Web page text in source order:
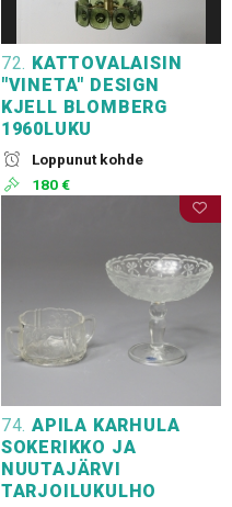
72. KATTOVALAISIN
"VINETA" DESIGN
KJELL BLOMBERG
1960LUKU
Loppunut kohde
180 €
74. APILA KARHULA
SOKERIKKO JA
NUUTAJÄRVI
TARJOILUKULHO